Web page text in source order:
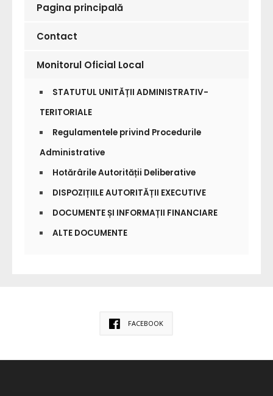
Pagina principală
Contact
Monitorul Oficial Local
STATUTUL UNITĂȚII ADMINISTRATIV-
TERITORIALE
Regulamentele privind Procedurile
Administrative
Hotărârile Autorității Deliberative
DISPOZIȚIILE AUTORITĂȚII EXECUTIVE
DOCUMENTE ȘI INFORMAȚII FINANCIARE
ALTE DOCUMENTE
FACEBOOK